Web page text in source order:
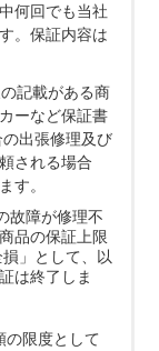
何回でも当社
。保証内容は
記載がある商
ーなど保証書
出張修理及び
される場合
す。
故障が修理不
品の保証上限
」として、以
は終了しま
の限度として